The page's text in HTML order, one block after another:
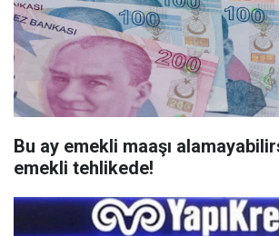
Bu ay emekli maaşı
emekli tehlikede!